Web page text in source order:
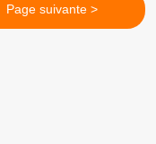
Page suivante >